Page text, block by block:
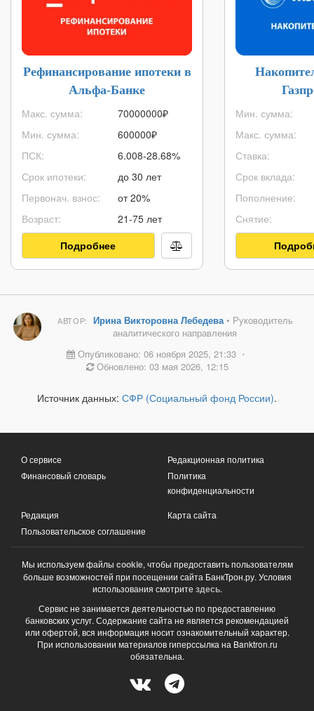
Рефинансирование ипотеки в
Альфа-Банке
Макс. сумма:
Мин. сумма:
ПСК:
Срок ипотеки:
Первонач. взнос:
Возраст:
70000000₽
600000₽
6.008-28.68%
до 30 лет
от 20%
21-75 лет
Подробнее
Мин. сумма:
Макс. сумма:
Ставка:
Срок вклада:
Пополнение:
Снятие:
АВТОР: Ирина Викторовна Лебедева • Руководитель
аналитического направления
Опубликовано: 06 ноября 2025, 21:33 •
Обновлено: 03 мая 2026, 12:15
Источник данных: СФР (Социальный фонд России).
О сервисе
Финансовый словарь
Редакционная политика
Политика
конфиденциальности
Редакция
Пользовательское соглашение
Карта сайта
Мы используем файлы cookie, чтобы предоставить пользователям
больше возможностей при посещении сайта БанкТрон.ру. Условия
использования смотрите здесь.
Сервис не занимается деятельностью по предоставлению
банковских услуг. Содержание сайта не является рекомендацией
или офертой, вся информация носит ознакомительный характер.
При использовании материалов гиперссылка на Banktron.ru
обязательна.